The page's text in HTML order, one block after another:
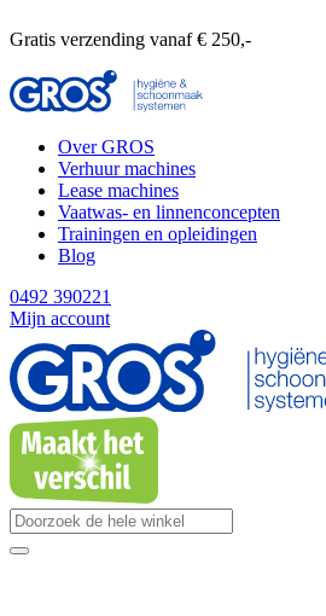
Gratis verzending vanaf € 250,-
Over GROS
Verhuur machines
Lease machines
Vaatwas- en linnenconcepten
Trainingen en opleidingen
Blog
0492 390221
Mijn account